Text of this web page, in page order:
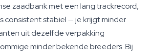
zaadbank met een lang trackrecord,
consistent stabiel — je krijgt minder
uit dezelfde verpakking
minder bekende breeders. Bij